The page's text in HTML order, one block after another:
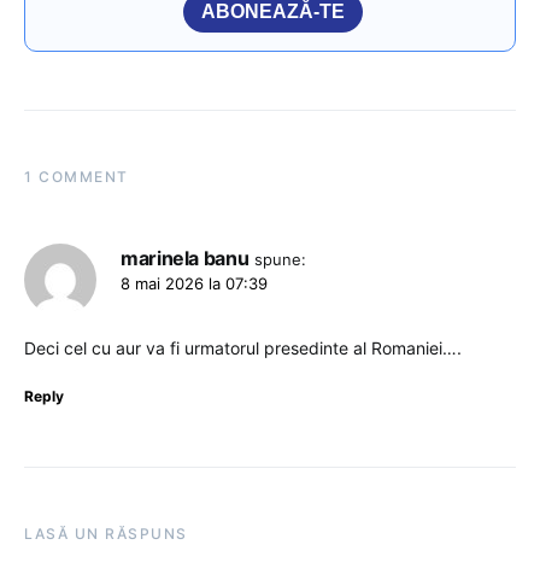
ABONEAZĂ-TE
1 COMMENT
marinela banu spune:
8 mai 2026 la 07:39
Deci cel cu aur va fi urmatorul presedinte al Romaniei….
Reply
LASĂ UN RĂSPUNS